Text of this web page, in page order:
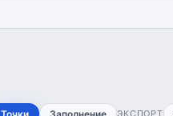
Точки Заполнение ЭКСПОРТ